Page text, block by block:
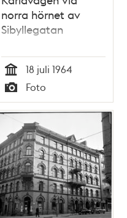
norra hörnet av
Sibyllegatan
Tid
18 juli 1964
Typ
Foto